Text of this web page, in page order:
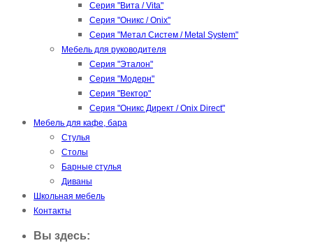
Серия "Вита / Vita"
Серия "Оникс / Onix"
Серия "Метал Систем / Metal System"
Мебель для руководителя
Серия "Эталон"
Серия "Модерн"
Серия "Вектор"
Серия "Оникс Директ / Onix Direct"
Мебель для кафе, бара
Стулья
Столы
Барные стулья
Диваны
Школьная мебель
Контакты
Вы здесь: